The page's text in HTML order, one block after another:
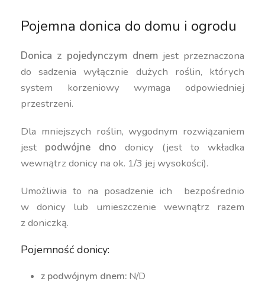
Pojemna donica do domu i ogrodu
Donica z pojedynczym dnemjest przeznaczona
do sadzenia wyłącznie dużych roślin, których
system korzeniowy wymaga odpowiedniej
przestrzeni.
Dla mniejszych roślin, wygodnym rozwiązaniem
jest podwójne dno donicy (jest to wkładka
wewnątrz donicy na ok. 1/3 jej wysokości).
Umożliwia to na posadzenie ich bezpośrednio
w donicy lub umieszczenie wewnątrz razem
z doniczką.
Pojemność donicy:
z podwójnym dnem: N/D